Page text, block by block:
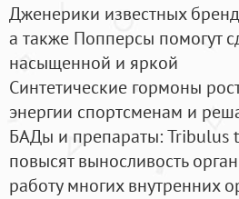
Дженерики известных
а также Попперсы помогут
насыщенной и яркой
Синтетические гормоны
энергии спортсменам и
БАДы и препараты:Tribulus
повысят выносливость
работу многих внутренних